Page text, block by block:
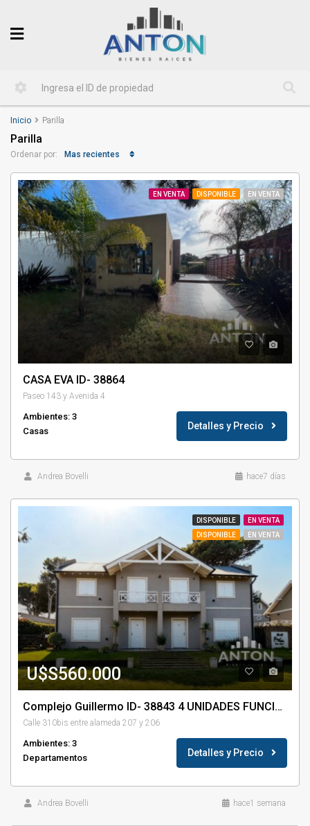
Inicio Parilla
Parilla
Ordenar por: Mas recientes
EN VENTA DISPONIBLE EN VENTA
CASA EVA ID- 38864
Paseo 143 y Avenida 4
Ambientes: 3
Casas
Detalles y Precio
Andrea Bovelli hace7 días
DISPONIBLE
EN VENTA
DISPONIBLE
EN VENTA
U$S560.000
Complejo Guillermo ID- 38843 4 UNIDADES FUNCIONALES
Calle 310bis entre alameda 207 y 206
Ambientes: 3
Departamentos
Detalles y Precio
Andrea Bovelli hace1 semana